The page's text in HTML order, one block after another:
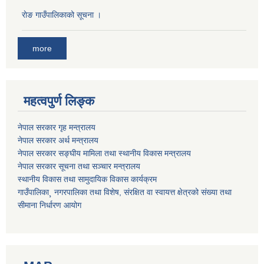
राेङ गाउँपालिकाको सूचना ।
more
महत्वपुर्ण लिङ्क
नेपाल सरकार गृह मन्त्रालय
नेपाल सरकार अर्थ मन्त्रालय
नेपाल सरकार सङ्घीय मामिला तथा स्थानीय विकास मन्त्रालय
नेपाल सरकार सूचना तथा सञ्चार मन्त्रालय
स्थानीय विकास तथा सामुदायिक विकास कार्यक्रम
गाउँपालिका¸ नगरपालिका तथा विशेष, संरक्षित वा स्वायत्त क्षेत्रको संख्या तथा
सीमाना निर्धारण आयोग